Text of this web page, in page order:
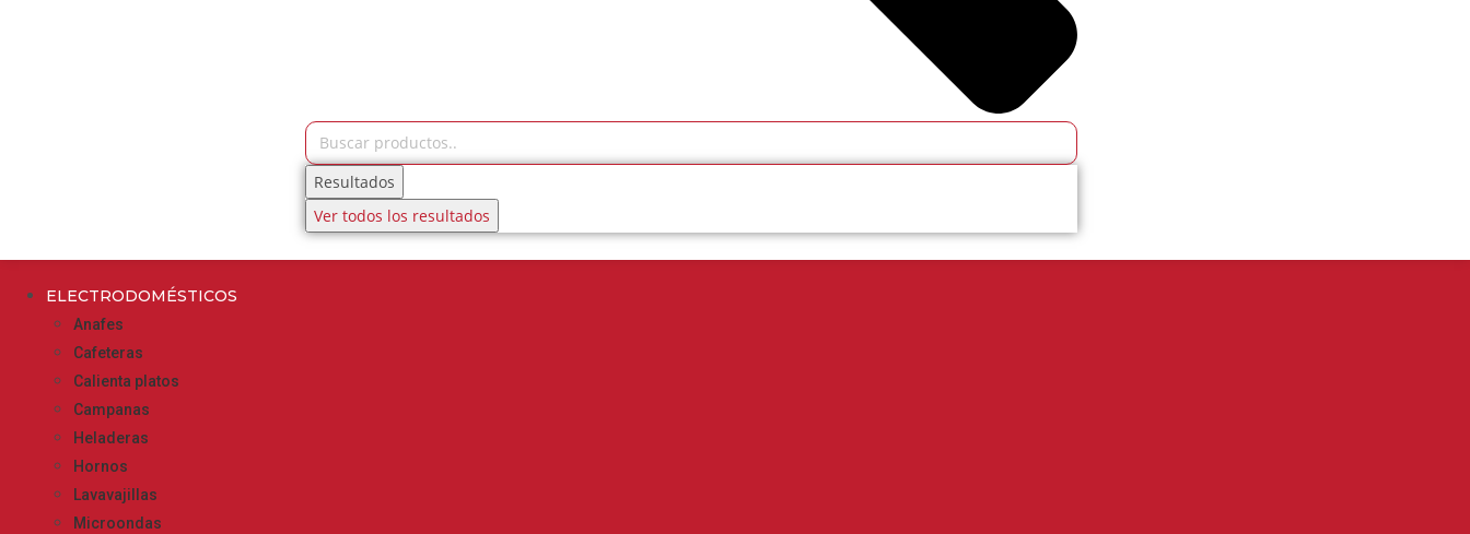
Resultados
Ver todos los resultados
ELECTRODOMÉSTICOS
Anafes
Cafeteras
Calienta platos
Campanas
Heladeras
Hornos
Lavavajillas
Microondas